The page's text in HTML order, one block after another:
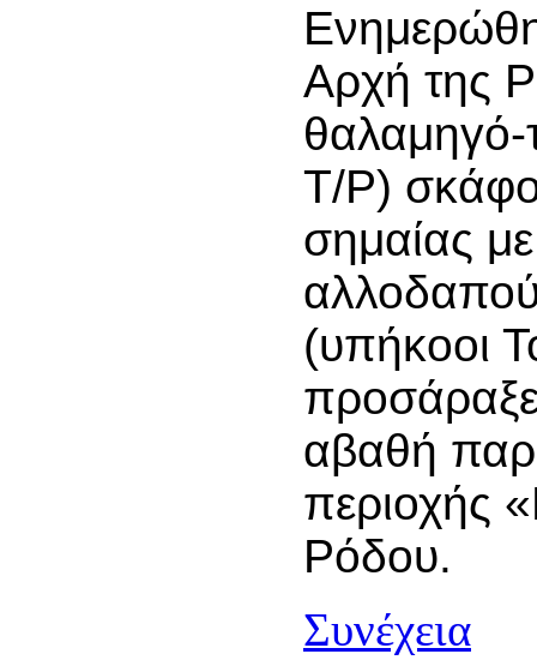
Αρχή της
θαλαμηγό-
Τ/Ρ)
σημαίας
(υπήκοοι
αβαθή
Ρόδου.
Συνέχεια